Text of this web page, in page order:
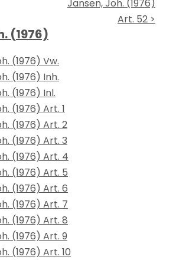
Jansen, Joh. (1976)
Art. 52 >
(1976)
(1976) Vw.
(1976) Inh.
(1976) Inl.
(1976) Art. 1
(1976) Art. 2
(1976) Art. 3
(1976) Art. 4
(1976) Art. 5
(1976) Art. 6
(1976) Art. 7
(1976) Art. 8
(1976) Art. 9
(1976) Art. 10